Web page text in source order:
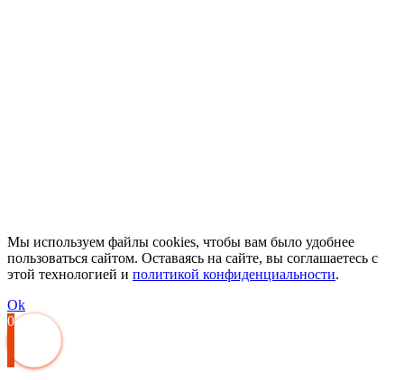
Мы используем файлы cookies, чтобы вам было удобнее
пользоваться сайтом. Оставаясь на сайте, вы соглашаетесь с
этой технологией и политикой конфиденциальности.
Ok
0